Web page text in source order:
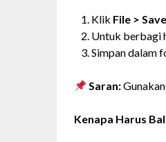
Klik File > Save
Untuk berbagi
Simpan dalam
Saran:
Kenapa Harus